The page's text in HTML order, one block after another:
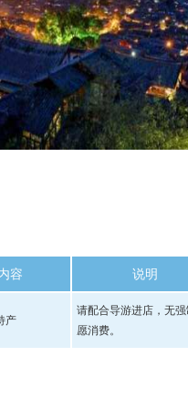
容 说明
产
请配合导游进店，无
愿消费。